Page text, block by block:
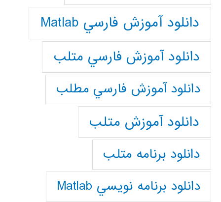
دانلود آموزش فارسي Matlab
دانلود آموزش فارسي متلب
دانلود آموزش فارسي مطلب
دانلود آموزش متلب
دانلود برنامه متلب
دانلود برنامه نويسي Matlab